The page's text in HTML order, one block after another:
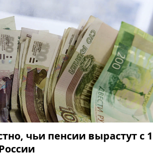
чьи пенсии вырастут с 1